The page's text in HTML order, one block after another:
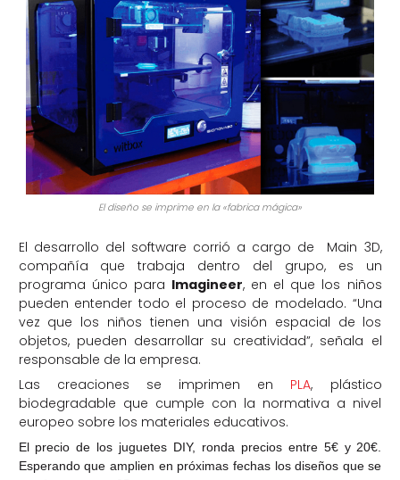
El diseño se imprime en la «fabrica mágica»
El desarrollo del software corrió a cargo de Main 3D,
compañía que trabaja dentro del grupo, es un
programa único para Imagineer, en el que los niños
pueden entender todo el proceso de modelado. “Una
vez que los niños tienen una visión espacial de los
objetos, pueden desarrollar su creatividad”, señala el
responsable de la empresa.
Las creaciones se imprimen en PLA, plástico
biodegradable que cumple con la normativa a nivel
europeo sobre los materiales educativos.
El precio de los juguetes DIY, ronda precios entre 5€ y 20€.
Esperando que amplien en próximas fechas los diseños que se